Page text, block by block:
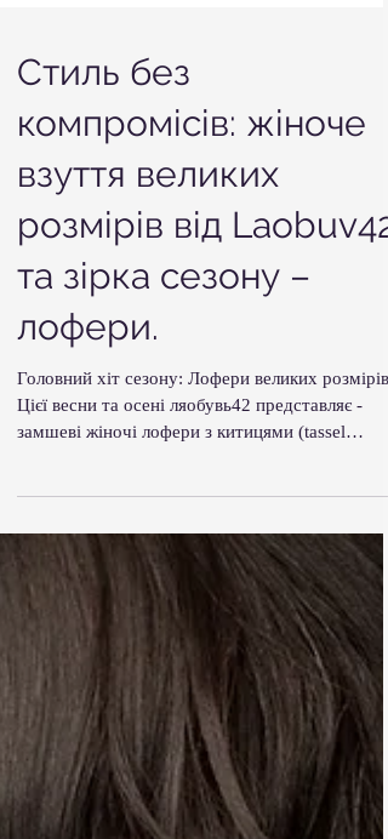
Стиль без
компромісів: жіноче
взуття великих
розмірів від Laobuv42
та зірка сезону –
лофери.
Головний хіт сезону: Лофери великих розмірів
Цієї весни та осені ляобувь42 представляє -
loafers) великих розмірів. Лофери — це
у собі елегантність туфель та зручність
мокасинів, що робить їх ідеальним вибором
сучасної жінки.